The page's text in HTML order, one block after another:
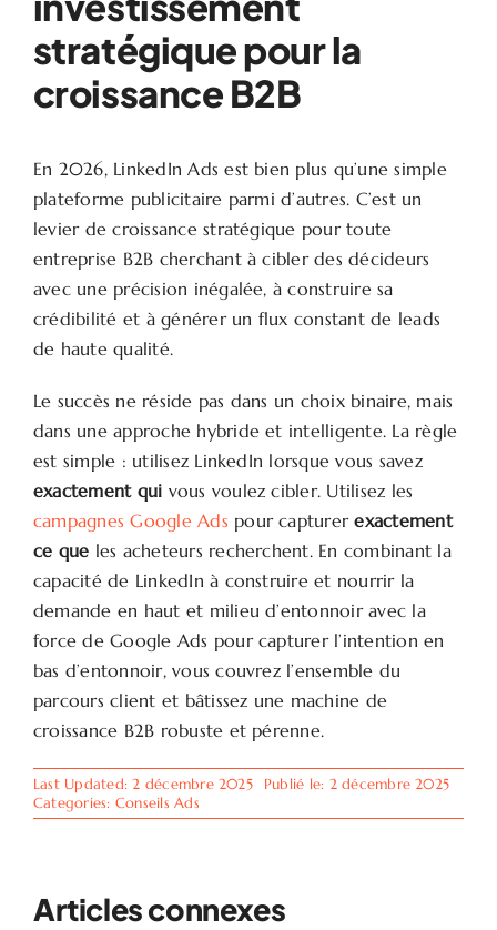
stratégique pour la
croissance B2B
En 2026, LinkedIn Ads est bien plus qu’une simple
plateforme publicitaire parmi d’autres. C’est un
levier de croissance stratégique pour toute
entreprise B2B cherchant à cibler des décideurs
avec une précision inégalée, à construire sa
crédibilité et à générer un flux constant de leads
de haute qualité.
Le succès ne réside pas dans un choix binaire, mais
dans une approche hybride et intelligente. La règle
est simple : utilisez LinkedIn lorsque vous savez
exactement qui vous voulez cibler. Utilisez les
campagnes Google Ads pour capturerexactement
ce que les acheteurs recherchent. En combinant la
capacité de LinkedIn à construire et nourrir la
demande en haut et milieu d’entonnoir avec la
force de Google Ads pour capturer l’intention en
bas d’entonnoir, vous couvrez l’ensemble du
parcours client et bâtissez une machine de
croissance B2B robuste et pérenne.
Last Updated: 2 décembre 2025
Publié le: 2 décembre 2025
Categories: Conseils Ads
Articles connexes